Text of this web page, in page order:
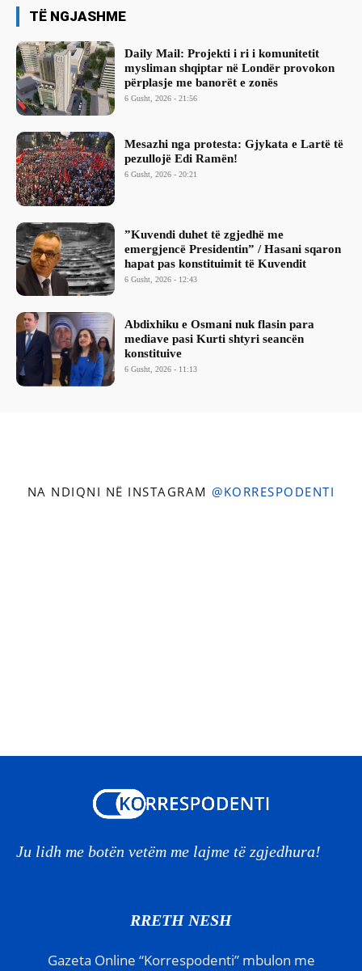
TË NGJASHME
Daily Mail: Projekti i ri i komunitetit
mysliman shqiptar në Londër provokon
përplasje me banorët e zonës
6 Gusht, 2026 - 21:56
Mesazhi nga protesta: Gjykata e Lartë të
pezullojë Edi Ramën!
6 Gusht, 2026 - 20:21
​”Kuvendi duhet të zgjedhë me
emergjencë Presidentin” / Hasani sqaron
hapat pas konstituimit të Kuvendit
6 Gusht, 2026 - 12:43
Abdixhiku e Osmani nuk flasin para
mediave pasi Kurti shtyri seancën
konstituive
6 Gusht, 2026 - 11:13
NA NDIQNI NË INSTAGRAM @KORRESPODENTI
Ju lidh me botën vetëm me lajme të zgjedhura!
RRETH NESH
Gazeta Online “Korrespodenti” mbulon me